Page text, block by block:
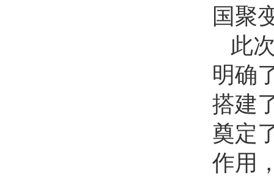
国聚
此
明确
搭建
奠定
作用